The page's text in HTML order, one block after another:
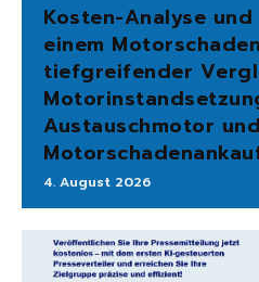
Kosten-Analyse
einem
tiefgreifender
Austauschmotor
4. August 2026